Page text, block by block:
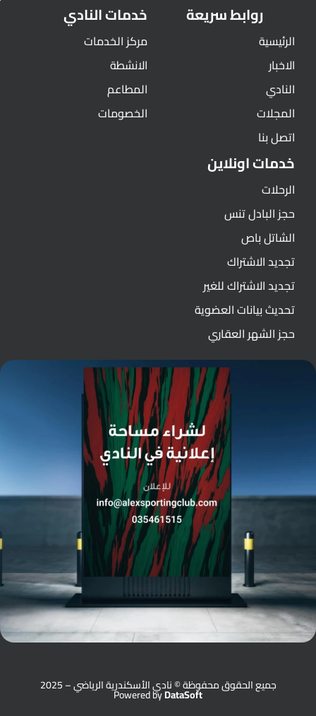
روابط سريعة
الرئيسية
الاخبار
النادي
المجلات
اتصل بنا
خدمات النادي
مركز الخدمات
الانشطة
المطاعم
الخصومات
خدمات اونلاين
الرحلات
حجز البادل تنس
الشاتل باص
تجديد الاشتراك
تجديد الاشتراك للغير
تحديث بيانات العضوية
حجز الشهر العقاري
جميع الحقوق محفوظة © نادي الأسكندرية الرياضي – 2025
Powered byDataSoft